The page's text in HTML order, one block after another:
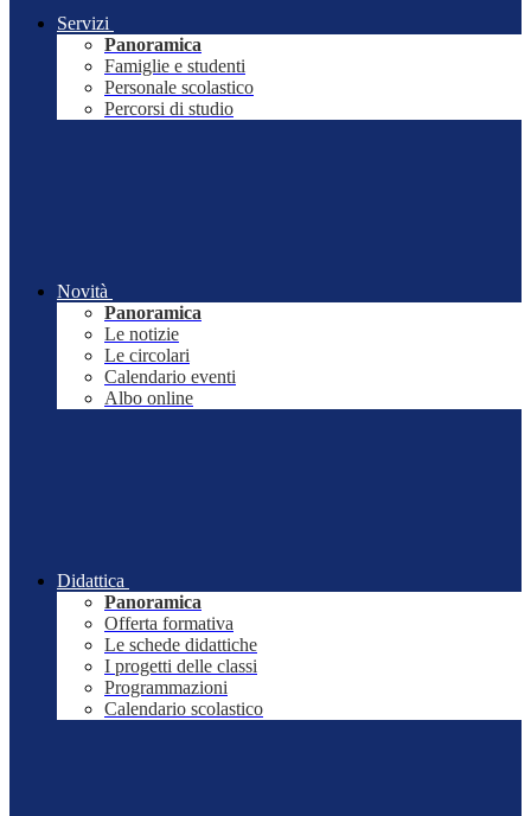
Servizi
Panoramica
Famiglie e studenti
Personale scolastico
Percorsi di studio
Novità
Panoramica
Le notizie
Le circolari
Calendario eventi
Albo online
Didattica
Panoramica
Offerta formativa
Le schede didattiche
I progetti delle classi
Programmazioni
Calendario scolastico